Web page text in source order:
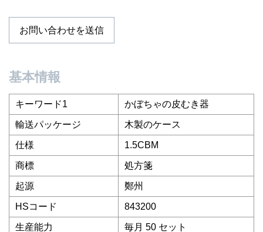
お問い合わせを送信
基本情報
キーワード1 かぼちゃの皮むき器
輸送パッケージ 木製のケース
仕様 1.5CBM
商標 処方箋
起源 鄭州
HSコード 843200
生産能力 毎月 50 セット